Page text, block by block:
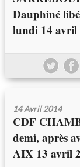
Dauphiné
lundi 14 avril
14 Avril 2014
CDF
demi, après
AIX 13 avril